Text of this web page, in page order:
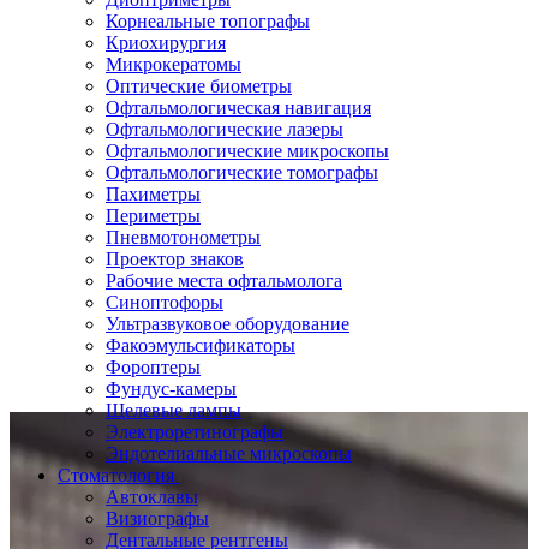
Корнеальные топографы
Криохирургия
Микрокератомы
Оптические биометры
Офтальмологическая навигация
Офтальмологические лазеры
Офтальмологические микроскопы
Офтальмологические томографы
Пахиметры
Периметры
Пневмотонометры
Проектор знаков
Рабочие места офтальмолога
Синоптофоры
Ультразвуковое оборудование
Факоэмульсификаторы
Фороптеры
Фундус-камеры
Щелевые лампы
Электроретинографы
Эндотелиальные микроскопы
Стоматология
Автоклавы
Визиографы
Дентальные рентгены